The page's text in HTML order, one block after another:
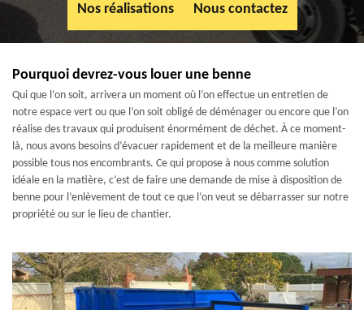
Nos réalisations Nous contactez
Pourquoi devrez-vous louer une benne
Qui que l’on soit, arrivera un moment où l’on effectue un entretien de
notre espace vert ou que l’on soit obligé de déménager ou encore que l’on
réalise des travaux qui produisent énormément de déchet. À ce moment-
là, nous avons besoins d’évacuer rapidement et de la meilleure manière
possible tous nos encombrants. Ce qui propose à nous comme solution
idéale en la matière, c’est de faire une demande de mise à disposition de
benne pour l’enlèvement de tout ce que l’on veut se débarrasser sur notre
propriété ou sur le lieu de chantier.